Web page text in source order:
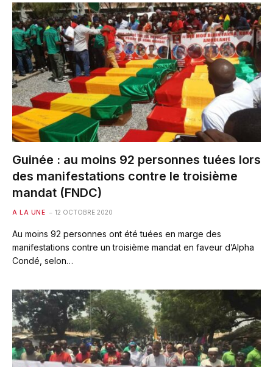
Guinée : au moins 92 personnes tuées lors
des manifestations contre le troisième
mandat (FNDC)
A LA UNE 12 OCTOBRE 2020
Au moins 92 personnes ont été tuées en marge des
manifestations contre un troisième mandat en faveur d’Alpha
Condé, selon…